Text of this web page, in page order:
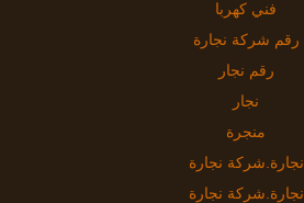
فني كهربا
رقم شركة نجارة
رقم نجار
نجار
منجرة
نجارة.شركة نجارة
نجارة.شركة نجارة